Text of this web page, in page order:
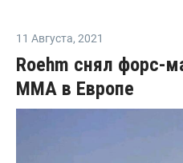
11 Августа, 2021
Roehm снял форс-
ММА в Европе